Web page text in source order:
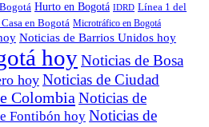
Hurto en Bogotá IDRD Línea 1 del
en Bogotá Microtráfico en Bogotá
Noticias de Barrios Unidos hoy
hoyNoticias de Bosa
hoy Noticias de Ciudad
Colombia Noticias de
Fontibón hoy Noticias de